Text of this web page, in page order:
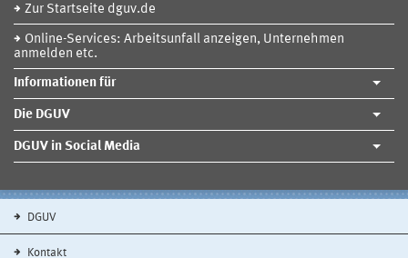
Zur Startseite dguv.de
Online-Services: Arbeitsunfall anzeigen, Unternehmen
anmelden etc.
Informationen für
Die DGUV
DGUV in Social Media
DGUV
Kontakt